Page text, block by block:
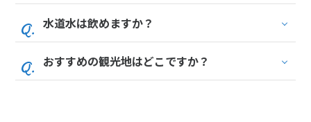
水道水は飲めますか？
おすすめの観光地はどこですか？